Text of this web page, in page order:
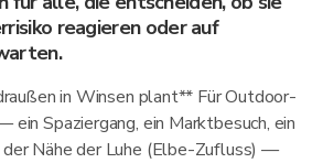
reagieren oder auf
in Winsen plant** Für Outdoor-
ein Spaziergang, ein Marktbesuch, ein
der Nähe der Luhe (Elbe-Zufluss) —